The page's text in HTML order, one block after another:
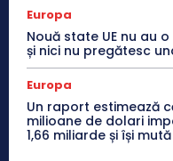
Europa
Nouă state UE nu au
și nici nu pregătesc
Europa
Un raport estimează
milioane de dolari
1,66 miliarde și își